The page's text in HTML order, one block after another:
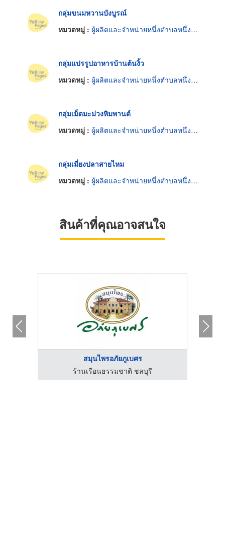
กลุ่มขนมหวานบังบูรณ์
หมวดหมู่ : ผู้ผลิตและจำหน่ายหนึ่งตำบลหนึ่งผลิตภัณฑ์
กลุ่มแปรรูปอาหารบ้านต้นงิ้ว
หมวดหมู่ : ผู้ผลิตและจำหน่ายหนึ่งตำบลหนึ่งผลิตภัณฑ์
กลุ่มเม็ดมะม่วงหิมพานต์
หมวดหมู่ : ผู้ผลิตและจำหน่ายหนึ่งตำบลหนึ่งผลิตภัณฑ์
กลุ่มเมี่ยงปลาสายไหม
หมวดหมู่ : ผู้ผลิตและจำหน่ายหนึ่งตำบลหนึ่งผลิตภัณฑ์
สินค้าที่คุณอาจสนใจ
สมุนไพรอภัยภูเบศร
ร้านเรือนธรรมชาติ ชลบุรี